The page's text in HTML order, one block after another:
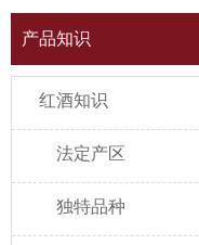
产品知识
红酒知识
法定产区
独特品种